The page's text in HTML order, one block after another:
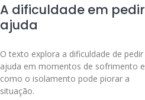
A dificuldade em pedir
ajuda
O texto explora a dificuldade de pedir
ajuda em momentos de sofrimento e
como o isolamento pode piorar a
situação.